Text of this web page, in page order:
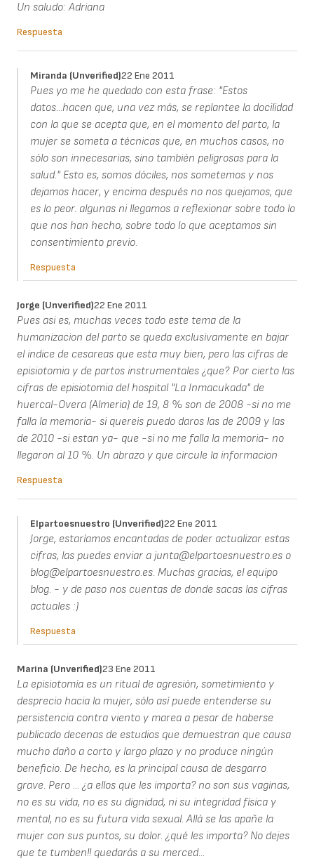
Un saludo: Adriana
Respuesta
Miranda (unverified)22 Ene 2011
Pues yo me he quedado con esta frase: "Estos
datos...hacen que, una vez más, se replantee la docilidad
con la que se acepta que, en el momento del parto, la
mujer se someta a técnicas que, en muchos casos, no
sólo son innecesarias, sino también peligrosas para la
salud." Esto es, somos dóciles, nos sometemos y nos
dejamos hacer, y encima después no nos quejamos, que
es lo peor. algunas ni llegamos a reflexionar sobre todo lo
que nos han hecho, sobre todo lo que aceptamos sin
consentimiento previo.
Respuesta
Jorge (unverified)22 Ene 2011
Pues asi es, muchas veces todo este tema de la
humanizacion del parto se queda exclusivamente en bajar
el indice de cesareas que esta muy bien, pero las cifras de
episiotomia y de partos instrumentales ¿que?. Por cierto las
cifras de episiotomia del hospital "La Inmacukada" de
huercal-Overa (Almeria) de 19, 8 % son de 2008 -si no me
falla la memoria- si quereis puedo daros las de 2009 y las
de 2010 -si estan ya- que -si no me falla la memoria- no
llegaron al 10 %. Un abrazo y que circule la informacion
Respuesta
Elpartoesnuestro (unverified)22 Ene 2011
Jorge, estaríamos encantadas de poder actualizar estas
cifras, las puedes enviar a junta@elpartoesnuestro.es o
blog@elpartoesnuestro.es. Muchas gracias, el equipo
blog. - y de paso nos cuentas de donde sacas las cifras
actuales :)
Respuesta
Marina (unverified)23 Ene 2011
La episiotomía es un ritual de agresión, sometimiento y
desprecio hacia la mujer, sólo así puede entenderse su
persistencia contra viento y marea a pesar de haberse
publicado decenas de estudios que demuestran que causa
mucho daño a corto y largo plazo y no produce ningún
beneficio. De hecho, es la principal causa de desgarro
grave. Pero ... ¿a ellos que les importa? no son sus vaginas,
no es su vida, no es su dignidad, ni su integridad física y
mental, no es su futura vida sexual. Allá se las apañe la
mujer con sus puntos, su dolor. ¿qué les importa? No dejes
que te tumben!! quedarás a su merced...